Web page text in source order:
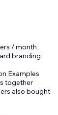
/ month
branding
Examples
together
also bought